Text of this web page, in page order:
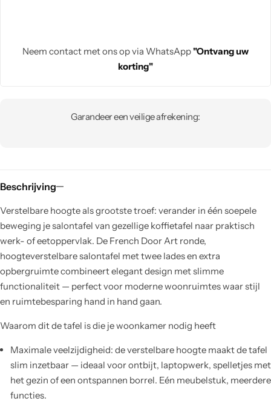
Neem contact met ons op via WhatsApp"Ontvang uw
korting"
Garandeer een veilige afrekening:
Beschrijving
Verstelbare hoogte als grootste troef: verander in één soepele
beweging je salontafel van gezellige koffietafel naar praktisch
werk- of eetoppervlak. De French Door Art ronde,
hoogteverstelbare salontafel met twee lades en extra
opbergruimte combineert elegant design met slimme
functionaliteit — perfect voor moderne woonruimtes waar stijl
en ruimtebesparing hand in hand gaan.
Waarom dit de tafel is die je woonkamer nodig heeft
Maximale veelzijdigheid: de verstelbare hoogte maakt de tafel
slim inzetbaar — ideaal voor ontbijt, laptopwerk, spelletjes met
het gezin of een ontspannen borrel. Eén meubelstuk, meerdere
functies.